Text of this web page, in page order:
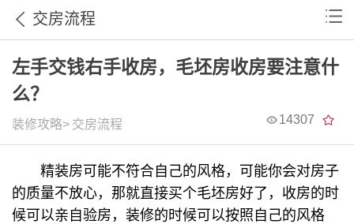
交房流程
左手交钱右手收房，毛坯房收房要注意什
么？
装修攻略> 交房流程 14307
精装房可能不符合自己的风格，可能你会对房子
的质量不放心，那就直接买个毛坯房好了，收房的时
候可以亲自验房，装修的时候可以按照自己的风格